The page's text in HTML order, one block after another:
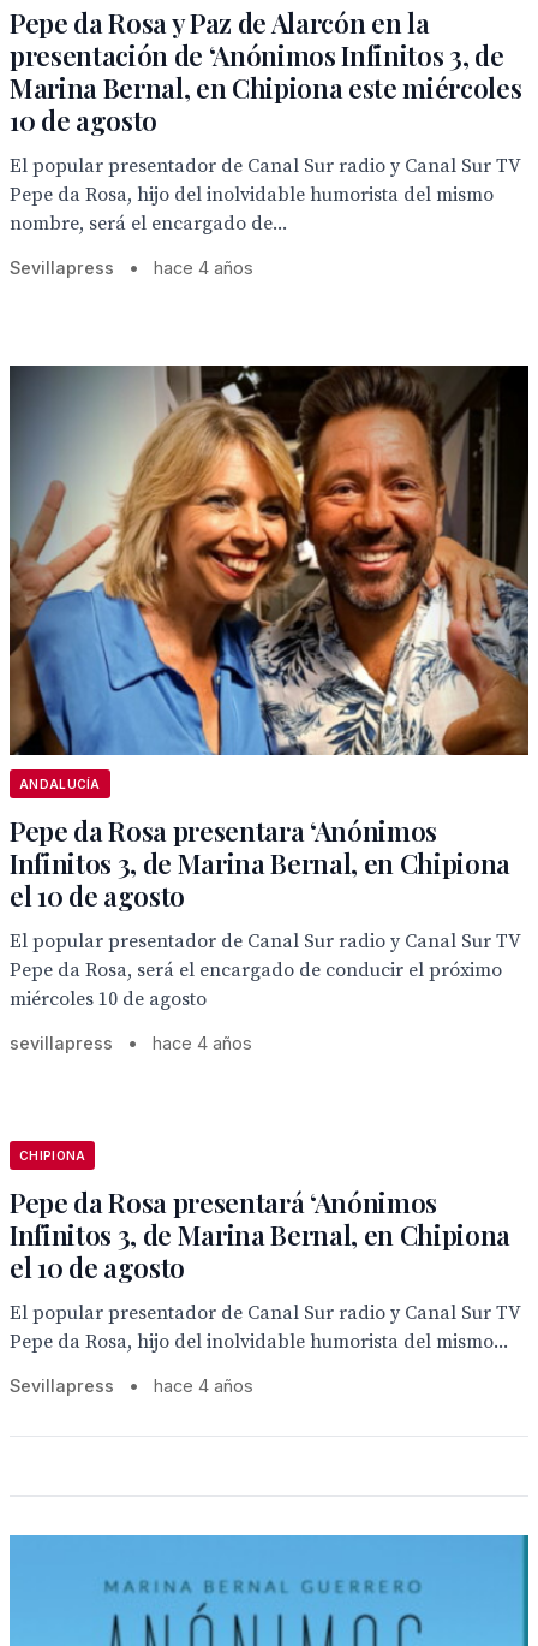
Pepe da Rosa y Paz de Alarcón en la
presentación de ‘Anónimos Infinitos 3, de
Marina Bernal, en Chipiona este miércoles
10 de agosto
El popular presentador de Canal Sur radio y Canal Sur TV
Pepe da Rosa, hijo del inolvidable humorista del mismo
nombre, será el encargado de...
Sevillapress • hace 4 años
ANDALUCÍA
Pepe da Rosa presentara ‘Anónimos
Infinitos 3, de Marina Bernal, en Chipiona
el 10 de agosto
El popular presentador de Canal Sur radio y Canal Sur TV
Pepe da Rosa, será el encargado de conducir el próximo
miércoles 10 de agosto
sevillapress • hace 4 años
CHIPIONA
Pepe da Rosa presentará ‘Anónimos
Infinitos 3, de Marina Bernal, en Chipiona
el 10 de agosto
El popular presentador de Canal Sur radio y Canal Sur TV
Pepe da Rosa, hijo del inolvidable humorista del mismo...
Sevillapress • hace 4 años